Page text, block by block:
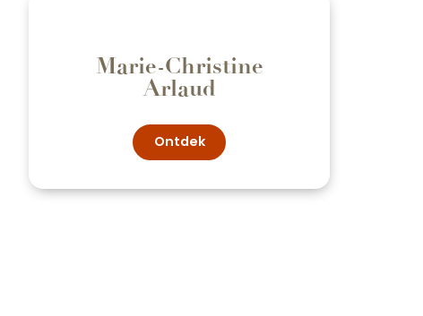
Marie-Christine
Arlaud
Ontdek